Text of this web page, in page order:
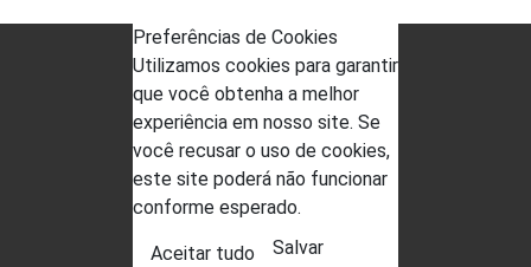
Preferências de Cookies
Utilizamos cookies para garantir
que você obtenha a melhor
experiência em nosso site. Se
você recusar o uso de cookies,
este site poderá não funcionar
conforme esperado.
Aceitar tudo Salvar